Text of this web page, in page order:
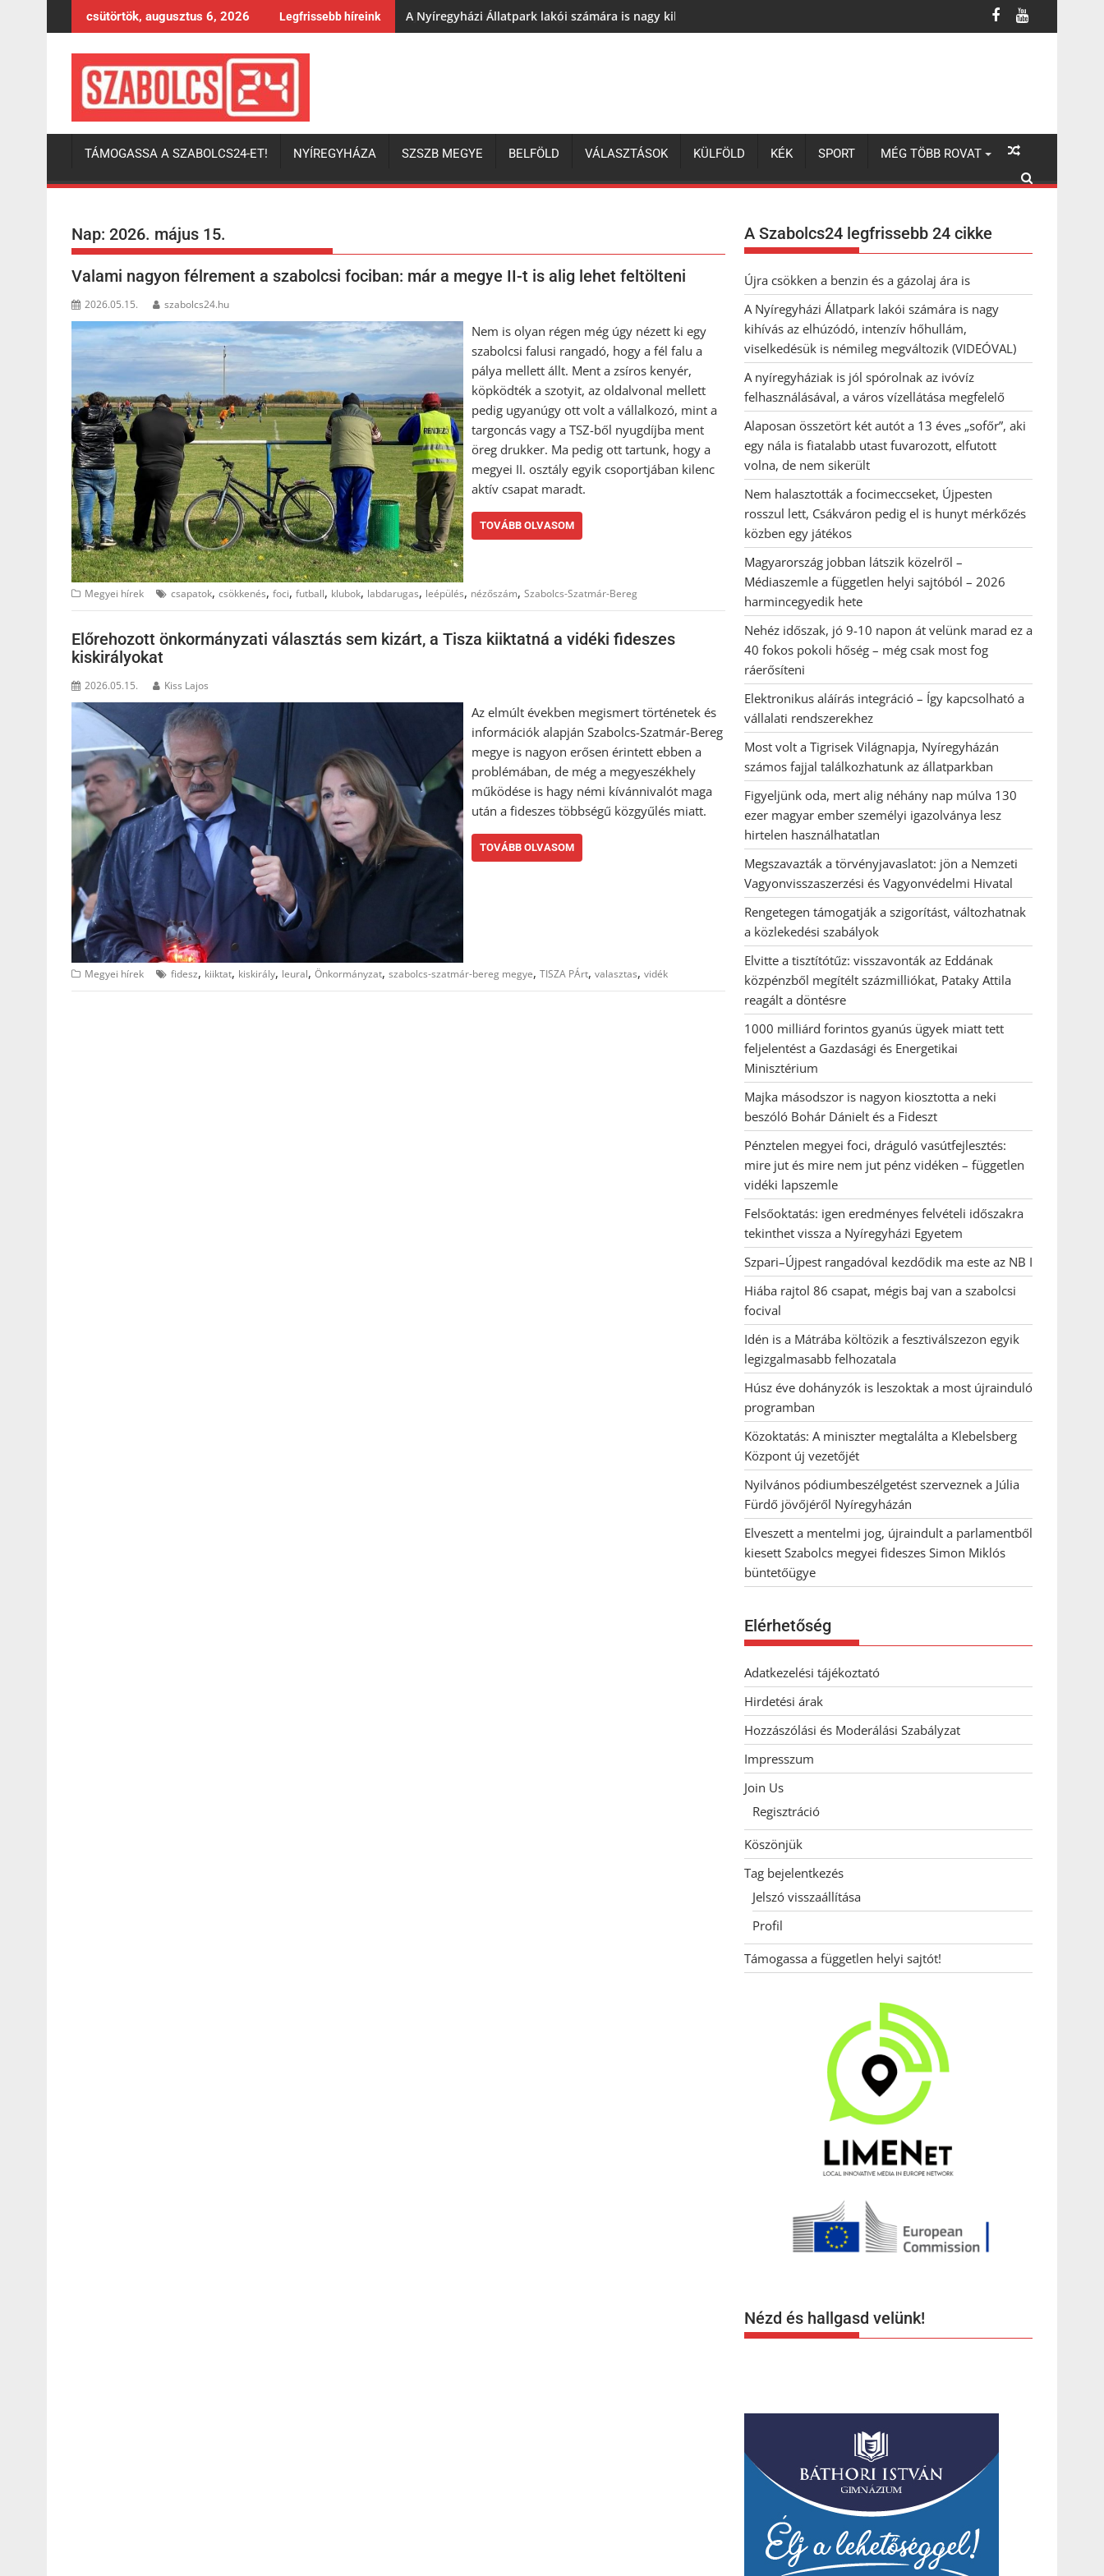
to
csütörtök, augusztus 6, 2026 Legfrissebb híreink A Nyíregyházi Állatpark lakói számára is nagy kihívás az elhúzódó, intenzív hőhullám, viselkedésük is némileg megváltozik
TÁMOGASSA A SZABOLCS24-ET! NYÍREGYHÁZA SZSZB MEGYE BELFÖLD VÁLASZTÁSOK KÜLFÖLD KÉK SPORT MÉG TÖBB ROVAT
Nap: 2026. május 15.
Valami nagyon félrement a szabolcsi fociban: már a megye II-t is alig lehet feltölteni
2026.05.15. szabolcs24.hu
Nem is olyan régen még úgy nézett ki egy
szabolcsi falusi rangadó, hogy a fél falu a
pálya mellett állt. Ment a zsíros kenyér,
köpködték a szotyit, az oldalvonal mellett
pedig ugyanúgy ott volt a vállalkozó, mint a
targoncás vagy a TSZ-ből nyugdíjba ment
öreg drukker. Ma pedig ott tartunk, hogy a
megyei II. osztály egyik csoportjában kilenc
aktív csapat maradt.
TOVÁBB OLVASOM
Megyei hírek csapatok, csökkenés, foci, futball, klubok, labdarugas, leépülés, nézőszám, Szabolcs-Szatmár-Bereg
Előrehozott önkormányzati választás sem kizárt, a Tisza kiiktatná a vidéki fideszes
kiskirályokat
2026.05.15. Kiss Lajos
Az elmúlt években megismert történetek és
információk alapján Szabolcs-Szatmár-Bereg
megye is nagyon erősen érintett ebben a
problémában, de még a megyeszékhely
működése is hagy némi kívánnivalót maga
után a fideszes többségű közgyűlés miatt.
TOVÁBB OLVASOM
Megyei hírek fidesz, kiiktat, kiskirály, leural, Önkormányzat, szabolcs-szatmár-bereg megye, TISZA PÁrt, valasztas, vidék
A Szabolcs24 legfrissebb 24 cikke
Újra csökken a benzin és a gázolaj ára is
A Nyíregyházi Állatpark lakói számára is nagy
kihívás az elhúzódó, intenzív hőhullám,
viselkedésük is némileg megváltozik (VIDEÓVAL)
A nyíregyháziak is jól spórolnak az ivóvíz
felhasználásával, a város vízellátása megfelelő
Alaposan összetört két autót a 13 éves „sofőr”, aki
egy nála is fiatalabb utast fuvarozott, elfutott
volna, de nem sikerült
Nem halasztották a focimeccseket, Újpesten
rosszul lett, Csákváron pedig el is hunyt mérkőzés
közben egy játékos
Magyarország jobban látszik közelről –
Médiaszemle a független helyi sajtóból – 2026
harmincegyedik hete
Nehéz időszak, jó 9-10 napon át velünk marad ez a
40 fokos pokoli hőség – még csak most fog
ráerősíteni
Elektronikus aláírás integráció – Így kapcsolható a
vállalati rendszerekhez
Most volt a Tigrisek Világnapja, Nyíregyházán
számos fajjal találkozhatunk az állatparkban
Figyeljünk oda, mert alig néhány nap múlva 130
ezer magyar ember személyi igazolványa lesz
hirtelen használhatatlan
Megszavazták a törvényjavaslatot: jön a Nemzeti
Vagyonvisszaszerzési és Vagyonvédelmi Hivatal
Rengetegen támogatják a szigorítást, változhatnak
a közlekedési szabályok
Elvitte a tisztítótűz: visszavonták az Eddának
közpénzből megítélt százmilliókat, Pataky Attila
reagált a döntésre
1000 milliárd forintos gyanús ügyek miatt tett
feljelentést a Gazdasági és Energetikai
Minisztérium
Majka másodszor is nagyon kiosztotta a neki
beszóló Bohár Dánielt és a Fideszt
Pénztelen megyei foci, dráguló vasútfejlesztés:
mire jut és mire nem jut pénz vidéken – független
vidéki lapszemle
Felsőoktatás: igen eredményes felvételi időszakra
tekinthet vissza a Nyíregyházi Egyetem
Szpari–Újpest rangadóval kezdődik ma este az NB I
Hiába rajtol 86 csapat, mégis baj van a szabolcsi
focival
Idén is a Mátrába költözik a fesztiválszezon egyik
legizgalmasabb felhozatala
Húsz éve dohányzók is leszoktak a most újrainduló
programban
Közoktatás: A miniszter megtalálta a Klebelsberg
Központ új vezetőjét
Nyilvános pódiumbeszélgetést szerveznek a Júlia
Fürdő jövőjéről Nyíregyházán
Elveszett a mentelmi jog, újraindult a parlamentből
kiesett Szabolcs megyei fideszes Simon Miklós
büntetőügye
Elérhetőség
Adatkezelési tájékoztató
Hirdetési árak
Hozzászólási és Moderálási Szabályzat
Impresszum
Join Us
Regisztráció
Köszönjük
Tag bejelentkezés
Jelszó visszaállítása
Profil
Támogassa a független helyi sajtót!
Nézd és hallgasd velünk!